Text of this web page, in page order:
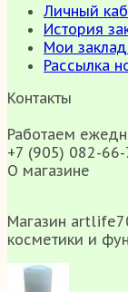
Личный
История
Мои
Рассылка
Контакты
Работаем
+7 (905) 082-66-
О магазине
Магазин
косметики и